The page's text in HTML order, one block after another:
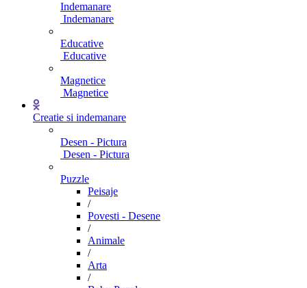
Indemanare
Indemanare
Educative
Educative
Magnetice
Magnetice
Creatie si indemanare
Desen - Pictura
Desen - Pictura
Puzzle
Peisaje
/
Povesti - Desene
/
Animale
/
Arta
/